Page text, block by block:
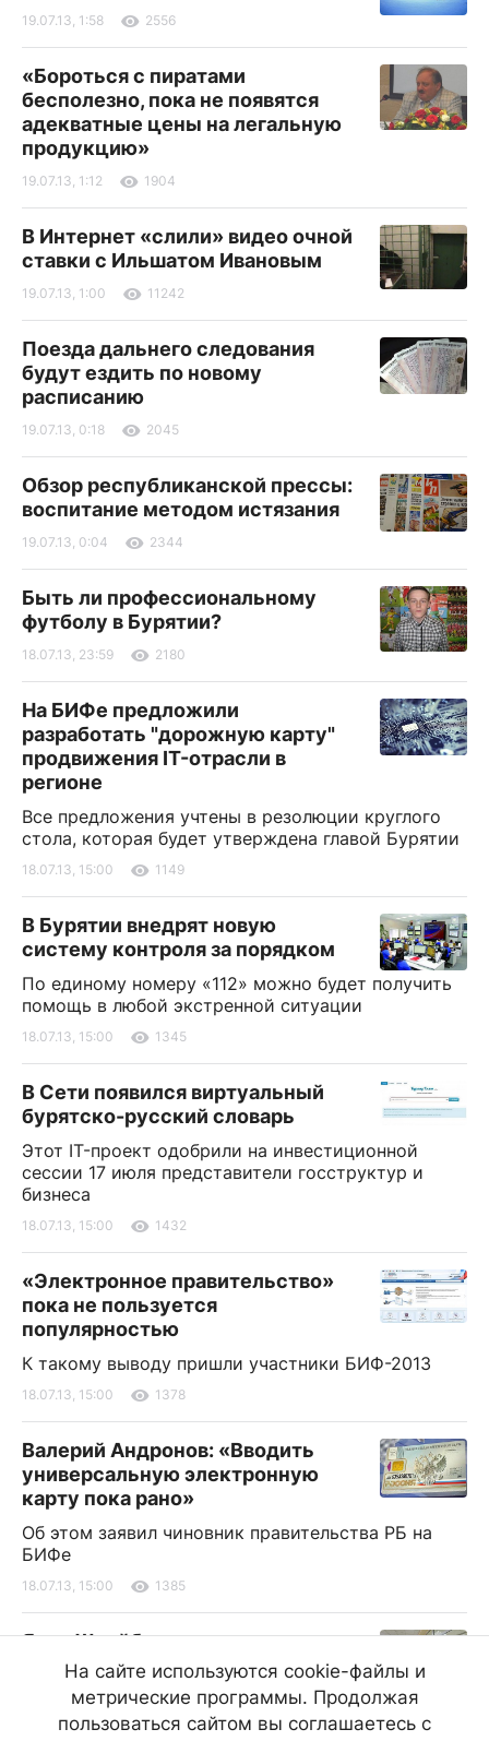
19.07.13, 1:58 2556
«Бороться с пиратами
бесполезно, пока не появятся
адекватные цены на легальную
продукцию»
19.07.13, 1:12 1904
В Интернет «слили» видео очной
ставки с Ильшатом Ивановым
19.07.13, 1:00 11242
Поезда дальнего следования
будут ездить по новому
расписанию
19.07.13, 0:18 2045
Обзор республиканской прессы:
воспитание методом истязания
19.07.13, 0:04 2344
Быть ли профессиональному
футболу в Бурятии?
18.07.13, 23:59 2180
На БИФе предложили
разработать "дорожную карту"
продвижения IT-отрасли в
регионе
Все предложения учтены в резолюции круглого
стола, которая будет утверждена главой Бурятии
18.07.13, 15:00 1149
В Бурятии внедрят новую
систему контроля за порядком
По единому номеру «112» можно будет получить
помощь в любой экстренной ситуации
18.07.13, 15:00 1345
В Сети появился виртуальный
бурятско-русский словарь
Этот IT-проект одобрили на инвестиционной
сессии 17 июля представители госструктур и
бизнеса
18.07.13, 15:00 1432
«Электронное правительство»
пока не пользуется
популярностью
К такому выводу пришли участники БИФ-2013
18.07.13, 15:00 1378
Валерий Андронов: «Вводить
универсальную электронную
карту пока рано»
Об этом заявил чиновник правительства РБ на
БИФе
18.07.13, 15:00 1385
Яков Шрайберг поставил
библиотеку Бурятии в пример
"Это пример остальным субъектам", - утверждает
гость БИФа
На сайте используются cookie-файлы и
метрические программы. Продолжая
пользоваться сайтом вы соглашаетесь с